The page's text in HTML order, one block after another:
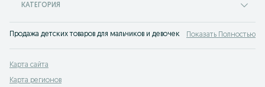
КАТЕГОРИЯ
Продажа детских товаров для мальчиков и девочек на доске объявлений
Показать Полностью
Карта сайта
Карта регионов